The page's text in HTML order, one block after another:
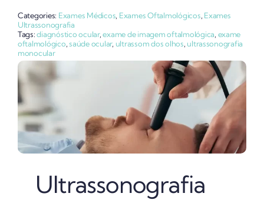
Categories: Exames Médicos, Exames Oftalmológicos, Exames
Ultrassonografia
Tags:diagnóstico ocular,exame de imagem oftalmológica, exame
oftalmológico,saúde ocular, ultrassom dos olhos, ultrassonografia
monocular
Ultrassonografia